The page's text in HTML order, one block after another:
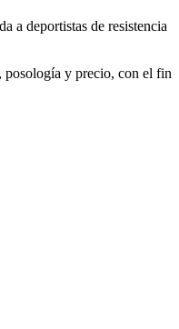
a deportistas de resistencia
posología y precio, con el fin